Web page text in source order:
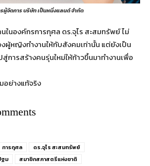
ผู้จัดการ บริษัท เป็นหนึ่งแลนด์ จำกัด
ในองค์กรการกุศล ดร.จุไร สะสมทรัพย์ ไม่
ผู้หญิงทำงานให้กับสังคมเท่านั้น แต่ยังเป็น
การสร้างคนรุ่นใหม่ให้ก้าวขึ้นมาทำงานเพื่อ
อย่างแท้จริง
การกุศล
ดร.จุไร สะสมทรัพย์
ฐม
สมาชิกสภาสตรีแห่งชาติ